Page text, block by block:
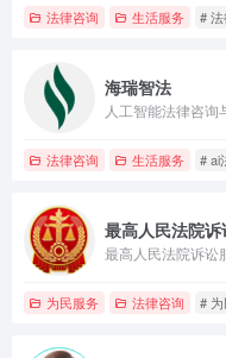
法律咨询 生活服务 #
海瑞智法
人工智能法律咨询
法律咨询 生活服务 # ai
最高人民法院诉
最高人民法院诉讼
为民服务 法律咨询 #